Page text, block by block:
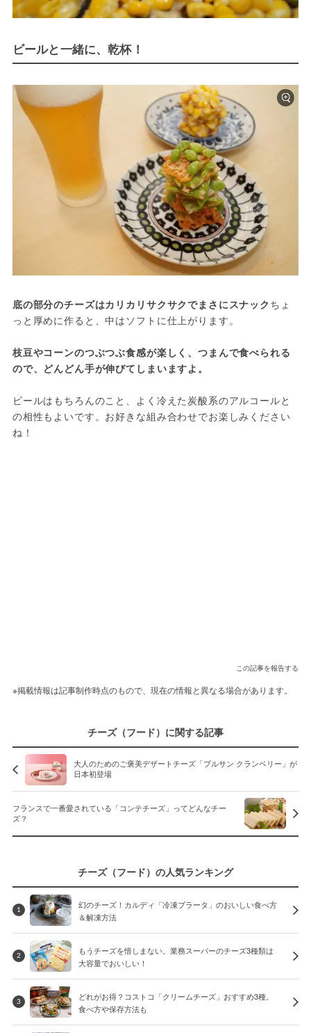
ビールと一緒に、乾杯！
底の部分のチーズはカリカリサクサクでまさにスナック ちょ
っと厚めに作ると、中はソフトに仕上がります。
枝豆やコーンのつぶつぶ食感が楽しく、つまんで食べられる
ので、どんどん手が伸びてしまいますよ。
ビールはもちろんのこと、よく冷えた炭酸系のアルコールと
の相性もよいです。お好きな組み合わせでお楽しみください
この記事を報告する
※掲載情報は記事制作時点のもので、現在の情報と異なる場合があります。
チーズ（フード）に関する記事
大人のためのご褒美デザートチーズ「ブルサン クランベリー」が
日本初登場
フランスで一番愛されている「コンテチーズ」ってどんなチー
ズ？
チーズ（フード）の人気ランキング
1
幻のチーズ！カルディ「冷凍ブラータ」のおいしい食べ方
＆解凍方法
2
もうチーズを惜しまない。業務スーパーのチーズ3種類は
大容量でおいしい！
3
どれがお得？コストコ「クリームチーズ」おすすめ3種。
食べ方や保存方法も